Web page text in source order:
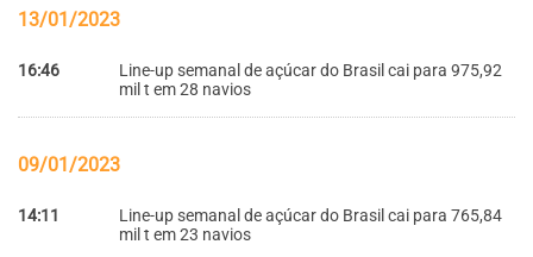
13/01/2023
16:46
Line-up semanal de açúcar do Brasil cai para 975,92
mil t em 28 navios
09/01/2023
14:11
Line-up semanal de açúcar do Brasil cai para 765,84
mil t em 23 navios